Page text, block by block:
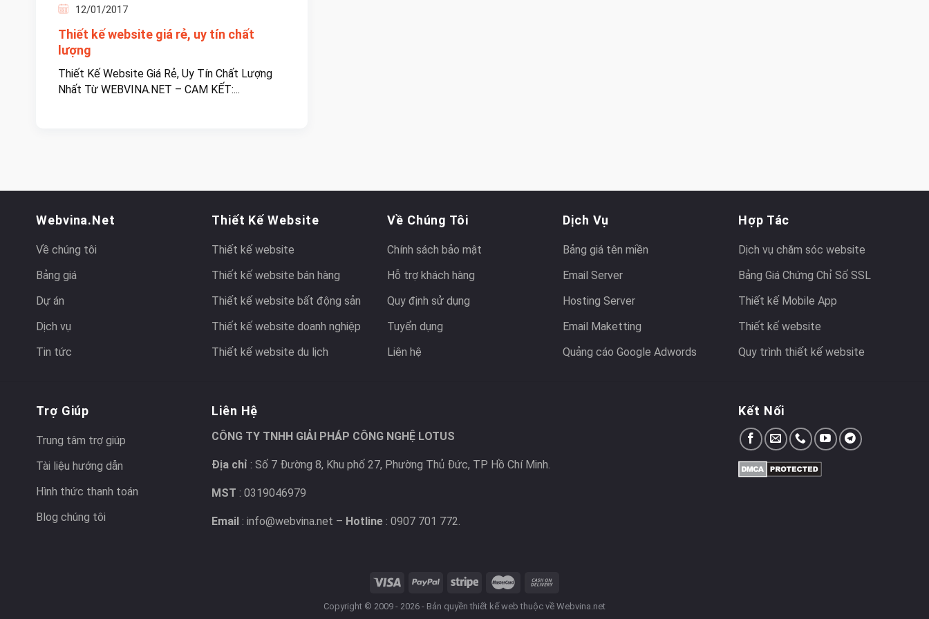
12/01/2017
Thiết kế website giá rẻ, uy tín chất
lượng
Thiết Kế Website Giá Rẻ, Uy Tín Chất Lượng
Nhất Từ WEBVINA.NET – CAM KẾT:...
Webvina.net
Về chúng tôi
Bảng giá
Dự án
Dịch vụ
Tin tức
Thiết Kế Website
Thiết kế website
Thiết kế website bán hàng
Thiết kế website bất động sản
Thiết kế website doanh nghiệp
Thiết kế website du lịch
Về Chúng Tôi
Chính sách bảo mật
Hỗ trợ khách hàng
Quy định sử dụng
Tuyển dụng
Liên hệ
Dịch Vụ
Bảng giá tên miền
Email Server
Hosting Server
Email Maketting
Quảng cáo Google Adwords
Hợp Tác
Dịch vụ chăm sóc website
Bảng Giá Chứng Chỉ Số SSL
Thiết kế Mobile App
Thiết kế website
Quy trình thiết kế website
Trợ Giúp
Trung tâm trợ giúp
Tài liệu hướng dẫn
Hình thức thanh toán
Blog chúng tôi
Liên Hệ
CÔNG TY TNHH GIẢI PHÁP CÔNG NGHỆ LOTUS
Địa chỉ : Số 7 Đường 8, Khu phố 27, Phường Thủ Đức, TP Hồ Chí Minh.
MST : 0319046979
Email : info@webvina.net – Hotline : 0907 701 772.
Kết Nối
Copyright © 2009 - 2026 - Bản quyềnthiết kế web thuộc về Webvina.net